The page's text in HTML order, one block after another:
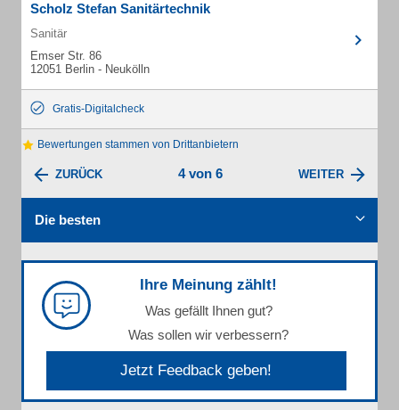
Scholz Stefan Sanitärtechnik
Sanitär
Emser Str. 86
12051 Berlin - Neukölln
Gratis-Digitalcheck
Bewertungen stammen von Drittanbietern
ZURÜCK 4 von 6 WEITER
Die besten
Ihre Meinung zählt!
Was gefällt Ihnen gut?
Was sollen wir verbessern?
Jetzt Feedback geben!